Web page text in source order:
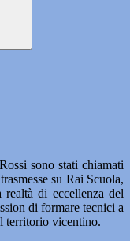
sono stati chiamati
su Rai Scuola,
di eccellenza del
di formare tecnici a
territorio vicentino.